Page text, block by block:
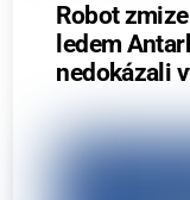
Robot
ledem
nedokázali